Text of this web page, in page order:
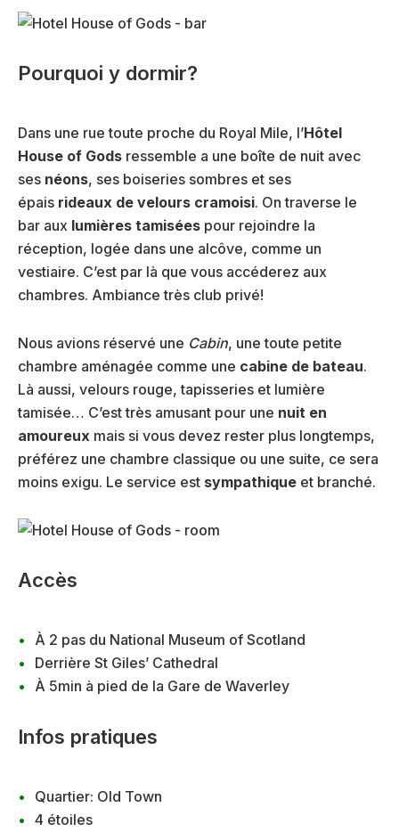
Pourquoi y dormir?
Dans une rue toute proche du Royal Mile, l’Hôtel
House of Gods ressemble a une boîte de nuit avec
ses néons, ses boiseries sombres et ses
épais rideaux de velours cramoisi. On traverse le
bar aux lumières tamisées pour rejoindre la
réception, logée dans une alcôve, comme un
vestiaire. C’est par là que vous accéderez aux
chambres. Ambiance très club privé!
Nous avions réservé une Cabin, une toute petite
chambre aménagée comme une cabine de bateau.
Là aussi, velours rouge, tapisseries et lumière
tamisée… C’est très amusant pour une nuit en
amoureux mais si vous devez rester plus longtemps,
préférez une chambre classique ou une suite, ce sera
moins exigu. Le service est sympathique et branché.
Accès
À 2 pas du National Museum of Scotland
Derrière St Giles’ Cathedral
À 5min à pied de la Gare de Waverley
Infos pratiques
Quartier: Old Town
4 étoiles